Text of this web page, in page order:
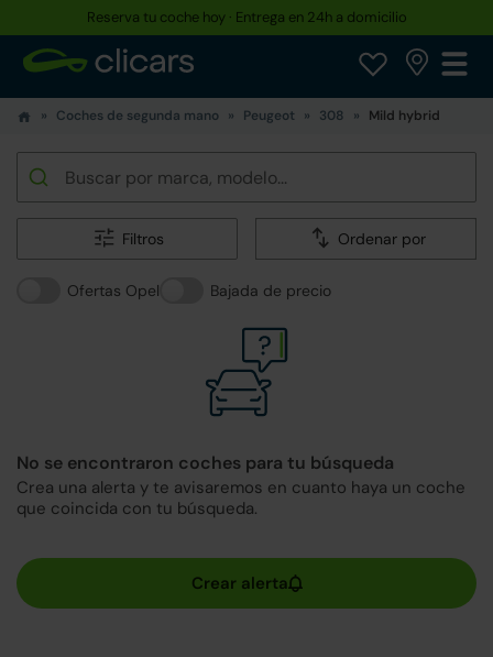
Reserva tu coche hoy · Entrega en 24h a domicilio
Coches de segunda mano Peugeot 308 Mild hybrid
Filtros Ordenar por
Ofertas Opel Bajada de precio
No se encontraron coches para tu búsqueda
Crea una alerta y te avisaremos en cuanto haya un coche
que coincida con tu búsqueda.